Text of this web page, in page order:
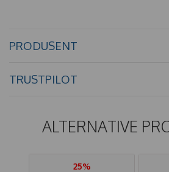
PRODUSENT
TRUSTPILOT
ALTERNATIVE
25%